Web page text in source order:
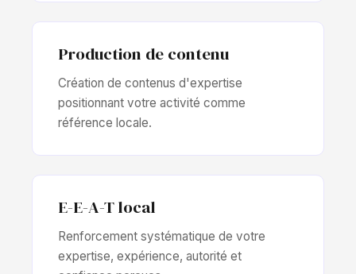
Production de contenu
Création de contenus d'expertise
positionnant votre activité comme
référence locale.
E-E-A-T local
Renforcement systématique de votre
expertise, expérience, autorité et